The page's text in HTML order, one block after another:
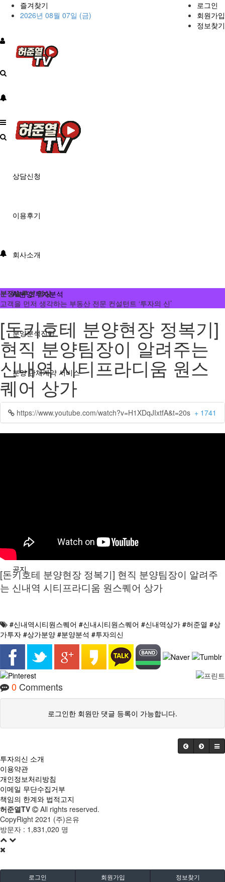
즐겨찾기
2026년 08월 07일 (금)
로그인
회원가입
정보찾기
상담신청
이용후기
회사소개
AI분양/투자분석
분양분석진단
분양 단체계약 서비스
부동산 재태크
공지
분쟁솔루션 영상
고객을 먼저 생각하는 부동산 전문 컨설턴트 ‘투자의 신’
[돈키호테 분양현장 정복기]
현직 분양팀장이 알려주는
신내역 시티프라디움 원스
퀘어 상가
https://www.youtube.com/watch?v=H1XDqJIxtfA&t=20s + 1741
[돈키호테 분양현장 정복기] 현직 분양팀장이 알려주
는 신내역 시티프라디움 원스퀘어 상가
#신내역시티원스퀘어 #신내시티원스퀘어 #신내역상가 #허준열 #상
가투자 #상가분양 #분양분석 #투자의신
0 Comments
로그인한 회원만 댓글 등록이 가능합니다.
투자의신 소개
이용약관
개인정보처리방침
이메일 무단수집거부
책임의 한계와 법적고지
허준열TV
All rights reserved.
CopyRight 2021 (주)은유
방문자 : 1,831,020 명
로그인 회원가입 정보찾기